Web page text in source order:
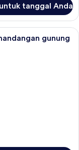
tanggal Anda
selimut bulu angsa,
gunung